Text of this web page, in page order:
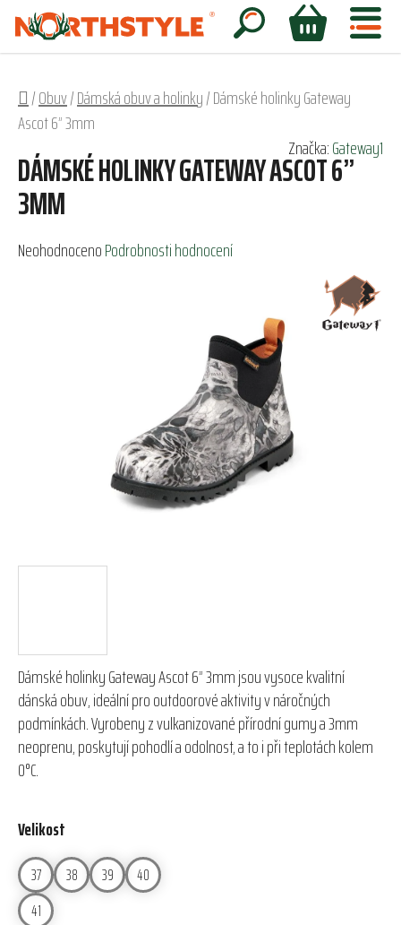
Přejít
obsah
Hledat
NÁKUPNÍ
Domů
/Obuv/Dámská obuv a holinky/Dámské holinky Gateway
Ascot 6” 3mm
Dámské holinky Gateway Ascot 6” 3mm jsou vysoce kvalitní
dánská obuv, ideální pro outdoorové aktivity v náročných
podmínkách. Vyrobeny z vulkanizované přírodní gumy a 3mm
neoprenu, poskytují pohodlí a odolnost, a to i při teplotách kolem
0°C.
Velikost
37 38 39
40
41
DÁMSKÉ HOLINKY GATEWAY ASCOT 6”
3MM
Průměrné
NeohodnocenoPodrobnosti hodnocení
Značka:Gateway1